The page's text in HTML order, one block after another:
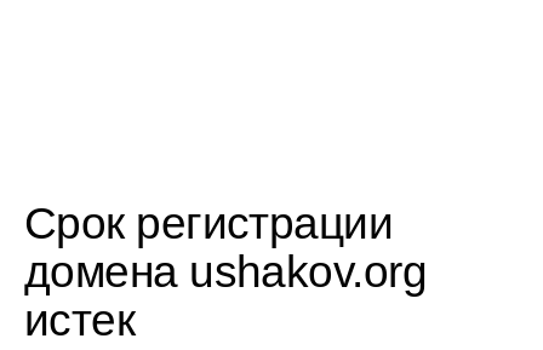
Срок регистрации
домена ushakov.org
истек